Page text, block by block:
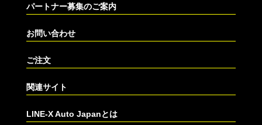
パートナー募集のご案内
お問い合わせ
ご注文
関連サイト
LINE-X Auto Japanとは